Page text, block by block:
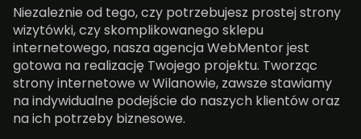
Niezależnie od tego, czy potrzebujesz prostej strony
wizytówki, czy skomplikowanego sklepu
internetowego, nasza agencja WebMentor jest
gotowa na realizację Twojego projektu. Tworząc
strony internetowe w Wilanowie, zawsze stawiamy
na indywidualne podejście do naszych klientów oraz
na ich potrzeby biznesowe.